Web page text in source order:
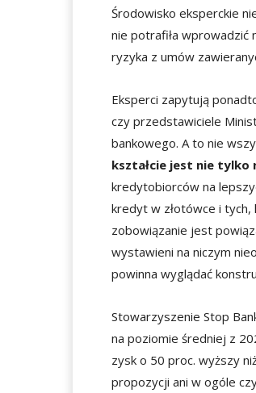
Środowisko eksperckie
nie potrafiła wprowadzić
ryzyka z umów
Eksperci zapytują
czy przedstawiciele
bankowego. A to nie
kształcie jest nie tylko
kredytobiorców na
kredyt w złotówce i tych,
zobowiązanie jest
wystawieni na niczym
powinna wyglądać
Stowarzyszenie Stop
na poziomie średniej z
zysk o 50 proc. wyższy
propozycji ani w ogóle